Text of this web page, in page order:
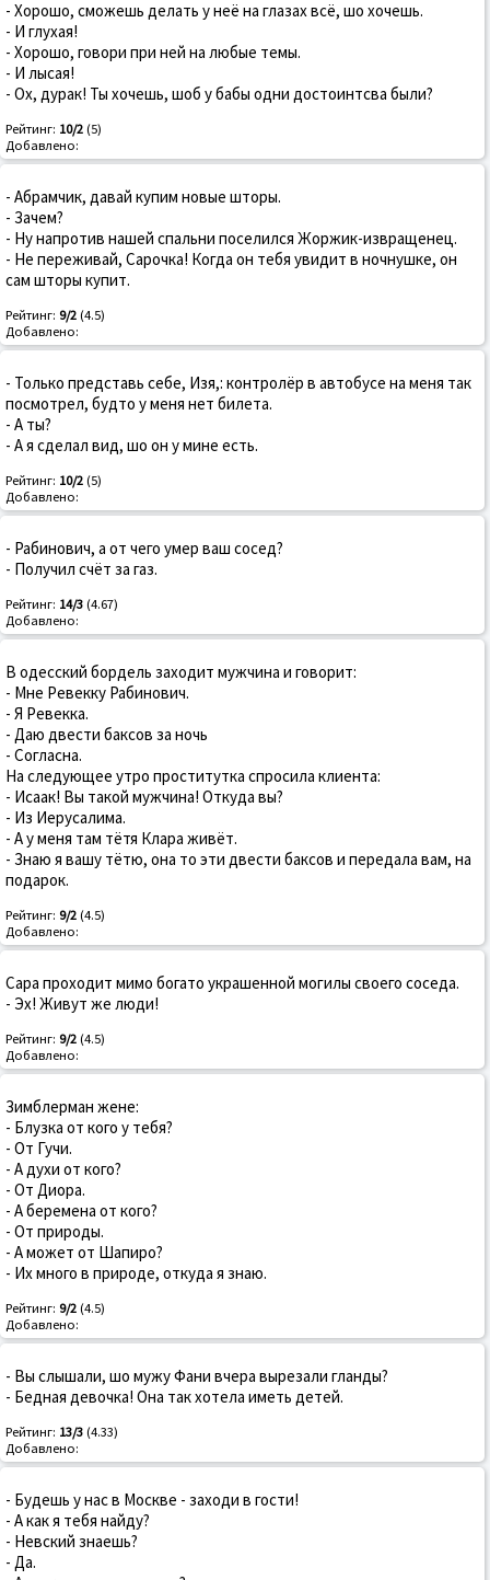
- Хорошо, сможешь делать у неё на глазах всё, шо хочешь.
- И глухая!
- Хорошо, говори при ней на любые темы.
- И лысая!
- Ох, дурак! Ты хочешь, шоб у бабы одни достоинтсва были?
Рейтинг: 10/2 (5)
Добавлено:
- Абрамчик, давай купим новые шторы.
- Зачем?
- Ну напротив нашей спальни поселился Жоржик-извращенец.
- Не переживай, Сарочка! Когда он тебя увидит в ночнушке, он
сам шторы купит.
Рейтинг: 9/2 (4.5)
Добавлено:
- Только представь себе, Изя,: контролёр в автобусе на меня так
посмотрел, будто у меня нет билета.
- А ты?
- А я сделал вид, шо он у мине есть.
Рейтинг: 10/2 (5)
Добавлено:
- Рабинович, а от чего умер ваш сосед?
- Получил счёт за газ.
Рейтинг: 14/3 (4.67)
Добавлено:
В одесский бордель заходит мужчина и говорит:
- Мне Ревекку Рабинович.
- Я Ревекка.
- Даю двести баксов за ночь
- Согласна.
На следующее утро проститутка спросила клиента:
- Исаак! Вы такой мужчина! Откуда вы?
- Из Иерусалима.
- А у меня там тётя Клара живёт.
- Знаю я вашу тётю, она то эти двести баксов и передала вам, на
подарок.
Рейтинг: 9/2 (4.5)
Добавлено:
Сара проходит мимо богато украшенной могилы своего соседа.
- Эх! Живут же люди!
Рейтинг: 9/2 (4.5)
Добавлено:
Зимблерман жене:
- Блузка от кого у тебя?
- От Гучи.
- А духи от кого?
- От Диора.
- А беремена от кого?
- От природы.
- А может от Шапиро?
- Их много в природе, откуда я знаю.
Рейтинг: 9/2 (4.5)
Добавлено:
- Вы слышали, шо мужу Фани вчера вырезали гланды?
- Бедная девочка! Она так хотела иметь детей.
Рейтинг: 13/3 (4.33)
Добавлено:
- Будешь у нас в Москве - заходи в гости!
- А как я тебя найду?
- Невский знаешь?
- Да.